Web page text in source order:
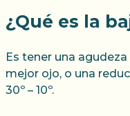
¿Qué es la
Es tener una agudeza
mejor ojo, o una
30º – 10º.